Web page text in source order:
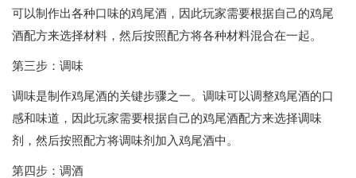
可以制作出各种口味的鸡尾酒，因此玩家需要根据自己的鸡尾
酒配方来选择材料，然后按照配方将各种材料混合在一起。
第三步：调味
调味是制作鸡尾酒的关键步骤之一。调味可以调整鸡尾酒的口
感和味道，因此玩家需要根据自己的鸡尾酒配方来选择调味
剂，然后按照配方将调味剂加入鸡尾酒中。
第四步：调酒